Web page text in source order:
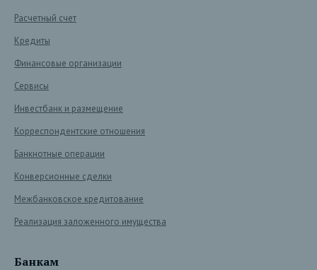
Расчетный счет
Кредиты
Финансовые организации
Сервисы
Инвестбанк и размещение
Корреспондентские отношения
Банкнотные операции
Конверсионные сделки
Межбанковское кредитование
Реализация заложенного имущества
Банкам